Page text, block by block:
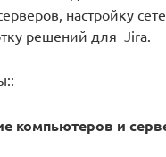
настройку
решений для Jira.
компьютеров и